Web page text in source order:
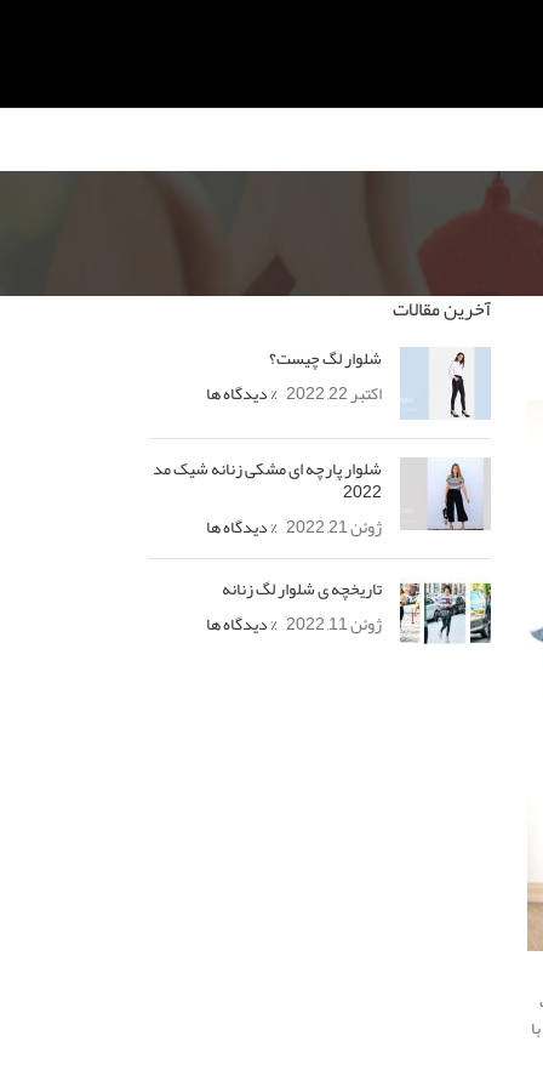
آخرین مقالات
شلوار لگ چیست؟
اکتبر 22, 2022
% دیدگاه ها
شلوار پارچه ای مشکی زنانه شیک مد
2022
ژوئن 21, 2022
% دیدگاه ها
تاریخچه ی شلوار لگ زنانه
ژوئن 11, 2022
% دیدگاه ها